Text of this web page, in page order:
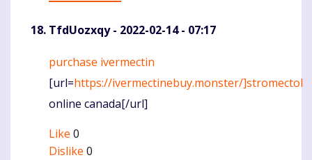
TfdUozxqy- 2022-02-14 - 07:17
Komentaras
purchase ivermectin
[url=https://ivermectinebuy.monster/]stromectol
online canada[/url]
Like 0
Dislike 0